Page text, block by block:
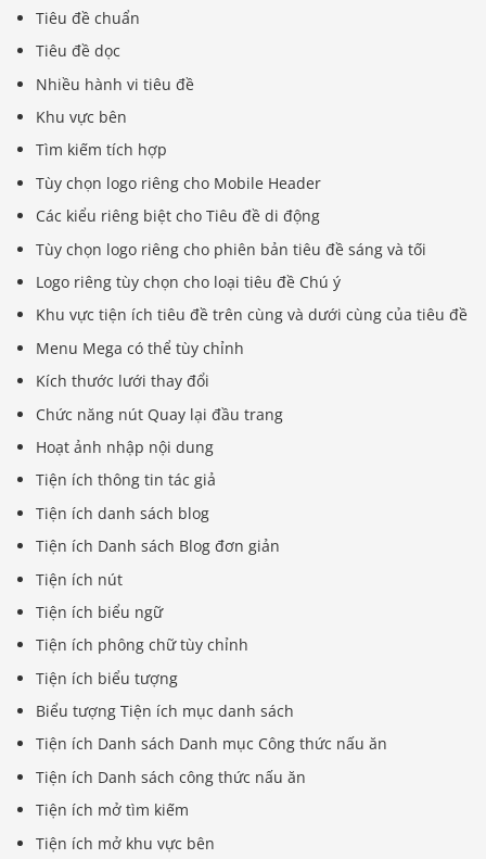
Tiêu đề chuẩn
Tiêu đề dọc
Nhiều hành vi tiêu đề
Khu vực bên
Tìm kiếm tích hợp
Tùy chọn logo riêng cho Mobile Header
Các kiểu riêng biệt cho Tiêu đề di động
Tùy chọn logo riêng cho phiên bản tiêu đề sáng và tối
Logo riêng tùy chọn cho loại tiêu đề Chú ý
Khu vực tiện ích tiêu đề trên cùng và dưới cùng của tiêu đề
Menu Mega có thể tùy chỉnh
Kích thước lưới thay đổi
Chức năng nút Quay lại đầu trang
Hoạt ảnh nhập nội dung
Tiện ích thông tin tác giả
Tiện ích danh sách blog
Tiện ích Danh sách Blog đơn giản
Tiện ích nút
Tiện ích biểu ngữ
Tiện ích phông chữ tùy chỉnh
Tiện ích biểu tượng
Biểu tượng Tiện ích mục danh sách
Tiện ích Danh sách Danh mục Công thức nấu ăn
Tiện ích Danh sách công thức nấu ăn
Tiện ích mở tìm kiếm
Tiện ích mở khu vực bên